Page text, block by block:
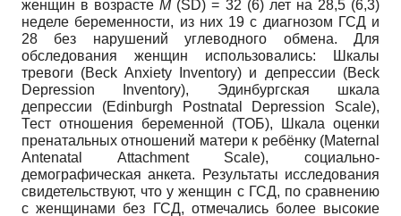
женщин в возрастеM(SD) = 32 (6) лет на 28,5 (6,3)
неделе беременности, из них 19 с диагнозом ГСД и
28 без нарушений углеводного обмена. Для
обследования женщин использовались: Шкалы
тревоги (Beck Anxiety Inventory) и депрессии (Beck
Depression Inventory), Эдинбургская шкала
депрессии (Edinburgh Postnatal Depression Scale),
Тест отношения беременной (ТОБ), Шкала оценки
пренатальных отношений матери к ребёнку (Maternal
Antenatal Attachment Scale), социально-
демографическая анкета. Результаты исследования
свидетельствуют, что у женщин с ГСД, по сравнению
с женщинами без ГСД, отмечались более высокие